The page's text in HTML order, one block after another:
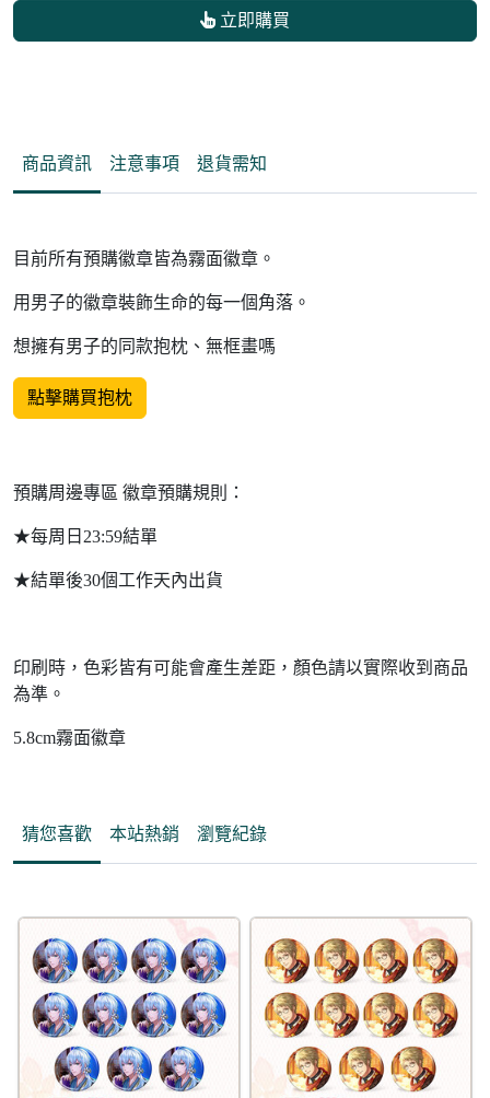
立即購買
商品資訊 注意事項 退貨需知
目前所有預購徽章皆為霧面徽章。
用男子的徽章裝飾生命的每一個角落。
想擁有男子的同款抱枕、無框畫嗎
點擊購買抱枕
預購周邊專區 徽章預購規則：
★每周日23:59結單
★結單後30個工作天內出貨
印刷時，色彩皆有可能會產生差距，顏色請以實際收到商品
為準。
5.8cm霧面徽章
猜您喜歡 本站熱銷 瀏覽紀錄